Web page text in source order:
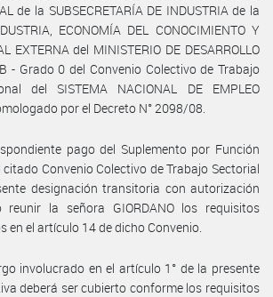
de la SUBSECRETARÍA DE INDUSTRIA de la
ECONOMÍA DEL CONOCIMIENTO Y
EXTERNA del MINISTERIO DE DESARROLLO
B - Grado 0 del Convenio Colectivo de Trabajo
del SISTEMA NACIONAL DE EMPLEO
por el Decreto N° 2098/08.
pago del Suplemento por Función
Convenio Colectivo de Trabajo Sectorial
designación transitoria con autorización
la señora GIORDANO los requisitos
en el artículo 14 de dicho Convenio.
involucrado en el artículo 1° de la presente
deberá ser cubierto conforme los requisitos